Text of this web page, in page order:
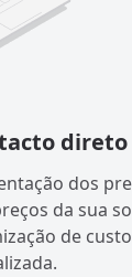
direto
dos
da sua
de